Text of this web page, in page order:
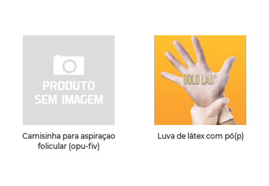
Camisinha para aspiraçao
folicular (opu-fiv)
Luva de látex com pó(p)